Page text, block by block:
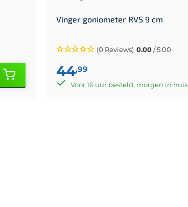
Vinger goniometer RVS 9 cm
(0 Reviews) 0.00/ 5.00
44,99
Voor 16 uur besteld, morgen in huis